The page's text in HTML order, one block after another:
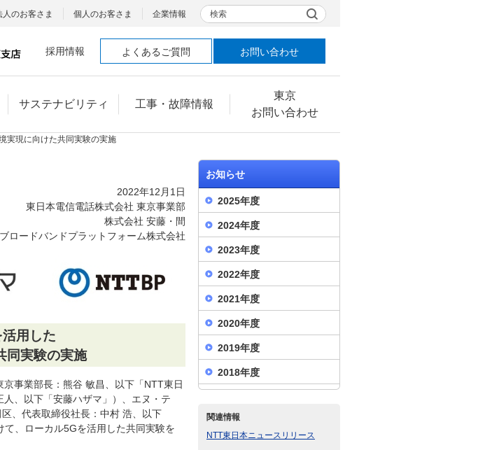
サステナビリティ 工事・故障情報
東京
お問い合わせ
人のお客さま 個人のお客さま 企業情報 検索
採用情報 よくあるご質問 お問い合わせ
実現に向けた共同実験の実施
2022年12月1日
東日本電信電話株式会社 東京事業部
株式会社 安藤・間
ロードバンドプラットフォーム株式会社
用した
同実験の実施
事業部長：熊谷 敏昌、以下「NTT東日
、以下「安藤ハザマ」）、エヌ・テ
、代表取締役社長：中村 浩、以下
て、ローカル5Gを活用した共同実験を
お知らせ
2025年度
2024年度
2023年度
2022年度
2021年度
2020年度
2019年度
2018年度
関連情報
NTT東日本ニュースリリース